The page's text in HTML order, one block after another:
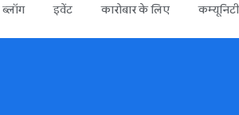
ब्लॉग इवेंट कारोबार के लिए कम्यूनिटी